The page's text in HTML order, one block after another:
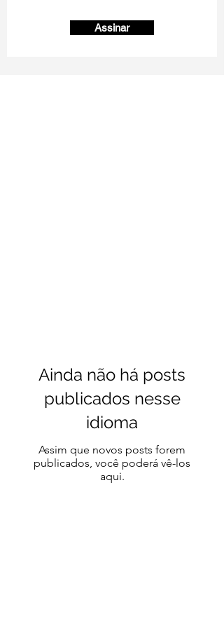
Assinar
Ainda não há posts
publicados nesse
idioma
Assim que novos posts forem
publicados, você poderá vê-los
aqui.